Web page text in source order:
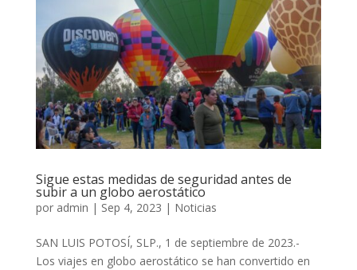
Sigue estas medidas de seguridad antes de
subir a un globo aerostático
por admin | Sep 4, 2023 | Noticias
SAN LUIS POTOSÍ, SLP., 1 de septiembre de 2023.-
Los viajes en globo aerostático se han convertido en